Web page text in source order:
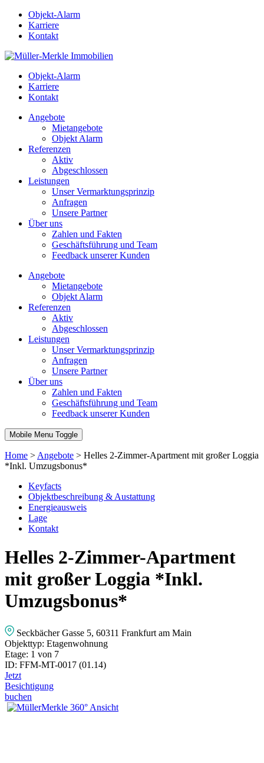
Objekt-Alarm
Karriere
Kontakt
Objekt-Alarm
Karriere
Kontakt
Angebote
Mietangebote
Objekt Alarm
Referenzen
Aktiv
Abgeschlossen
Leistungen
Unser Vermarktungsprinzip
Anfragen
Unsere Partner
Über uns
Zahlen und Fakten
Geschäftsführung und Team
Feedback unserer Kunden
Angebote
Mietangebote
Objekt Alarm
Referenzen
Aktiv
Abgeschlossen
Leistungen
Unser Vermarktungsprinzip
Anfragen
Unsere Partner
Über uns
Zahlen und Fakten
Geschäftsführung und Team
Feedback unserer Kunden
Mobile Menu Toggle
Home > Angebote > Helles 2-Zimmer-Apartment mit großer Loggia
*Inkl. Umzugsbonus*
Keyfacts
Objektbeschreibung & Austattung
Energieausweis
Lage
Kontakt
Helles 2-Zimmer-Apartment
mit großer Loggia *Inkl.
Umzugsbonus*
Seckbächer Gasse 5, 60311 Frankfurt am Main
Objekttyp: Etagenwohnung
Etage: 1 von 7
ID: FFM-MT-0017 (01.14)
Jetzt
Besichtigung
buchen